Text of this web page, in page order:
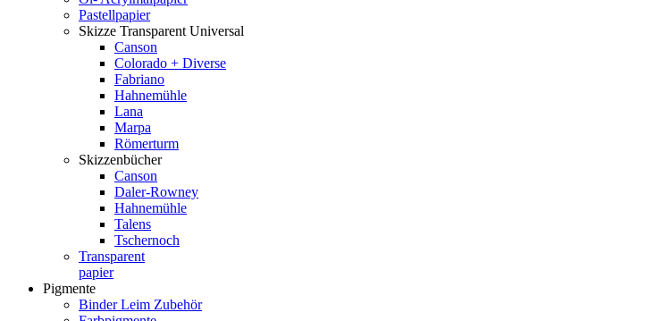
Pastellpapier
Skizze Transparent Universal
Canson
Colorado + Diverse
Fabriano
Hahnemühle
Lana
Marpa
Römerturm
Skizzenbücher
Canson
Daler-Rowney
Hahnemühle
Talens
Tschernoch
Transparent
papier
Pigmente
Binder Leim Zubehör